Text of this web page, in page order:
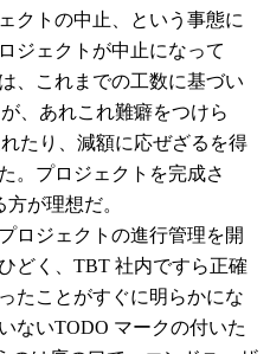
クトの中止、という事態に
ジェクトが中止になって
、これまでの工数に基づい
、あれこれ難癖をつけら
たり、減額に応ぜざるを得
。プロジェクトを完成さ
が理想だ。
ロジェクトの進行管理を開
どく、TBT 社内ですら正確
たことがすぐに明らかにな
ないTODO マークの付いた